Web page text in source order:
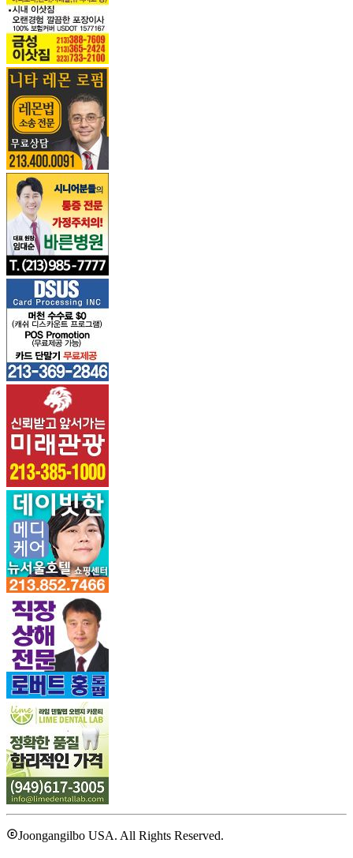
Joongangilbo USA. All Rights Reserved.